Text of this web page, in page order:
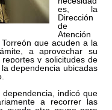
es, la
Dirección
de
Atención
que acuden a la
a aprovechar su
y solicitudes de
dependencia ubicadas
indicó que
a recorrer las